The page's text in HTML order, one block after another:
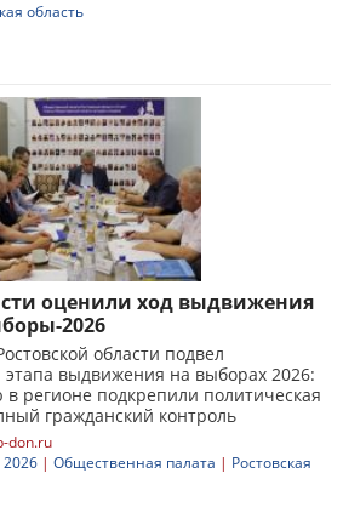
область
оценили ход выдвижения
2026
области подвел
выдвижения на выборах 2026:
регионе подкрепили политическая
гражданский контроль
don.ru
| Общественная палата | Ростовская